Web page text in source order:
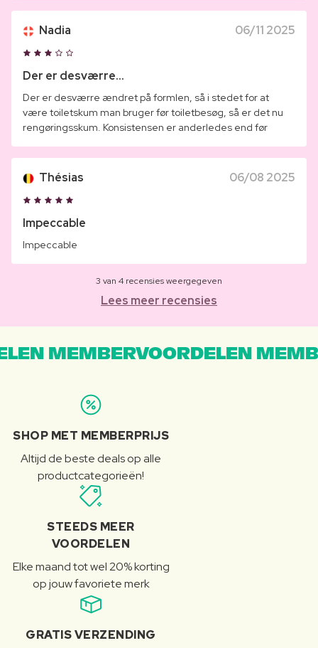
Nadia 06/11 2025
Der er desværre...
Der er desværre ændret på formlen, så i stedet for at
være toiletskum man bruger før toiletbesøg, så er det nu
rengøringsskum. Konsistensen er anderledes end før
Thésias 06/08 2025
Impeccable
Impeccable
3 van 4 recensies weergegeven
Lees meer recensies
MEMBERVOORDELEN
SHOP MET MEMBERPRIJS
Altijd de beste deals op alle
productcategorieën!
STEEDS MEER
VOORDELEN
Elke maand tot wel 20% korting
op jouw favoriete merk
GRATIS VERZENDING